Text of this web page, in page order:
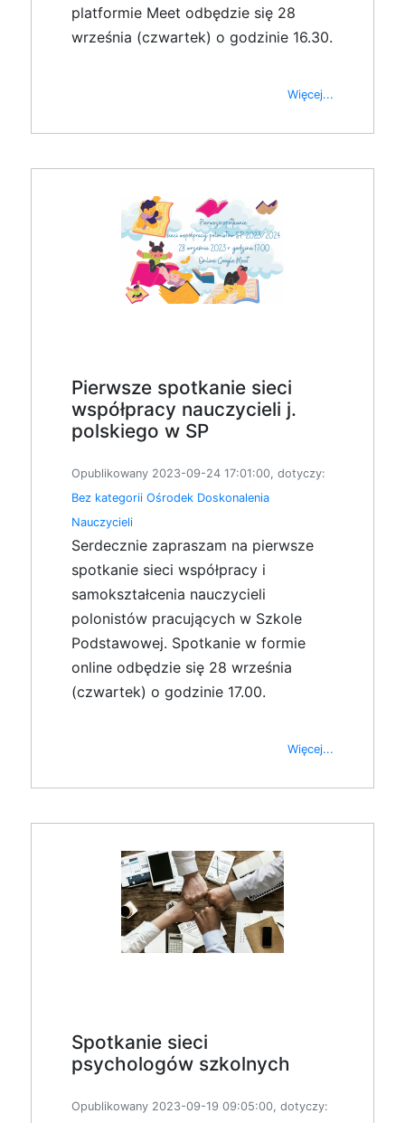
platformie Meet odbędzie się 28
września (czwartek) o godzinie 16.30.
Więcej...
Pierwsze spotkanie sieci
współpracy nauczycieli j.
polskiego w SP
Opublikowany 2023-09-24 17:01:00, dotyczy:
Bez kategorii Ośrodek Doskonalenia
Nauczycieli
Serdecznie zapraszam na pierwsze
spotkanie sieci współpracy i
samokształcenia nauczycieli
polonistów pracujących w Szkole
Podstawowej. Spotkanie w formie
online odbędzie się 28 września
(czwartek) o godzinie 17.00.
Więcej...
Spotkanie sieci
psychologów szkolnych
Opublikowany 2023-09-19 09:05:00, dotyczy: